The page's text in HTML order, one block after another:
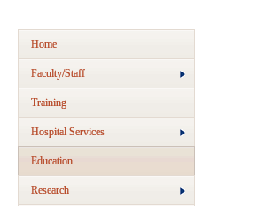
Home
Faculty/Staff
Training
Hospital Services
Education
Research